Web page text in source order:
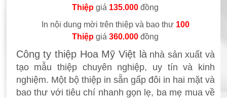
Thiệp giá 135.000 đồng
In nội dung mời trên thiệp và bao thư 100
Thiệp giá360.000 đồng
Công ty thiệp Hoa Mỹ Việt lànhà sản xuất và
tạo mẫu thiệp chuyên nghiệp, uy tín và kinh
nghiệm. Một bộ thiệp in sẵn gấp đôi in hai mặt và
bao thư với tiêu chí nhanh gọn lẹ, ba mẹ mua về